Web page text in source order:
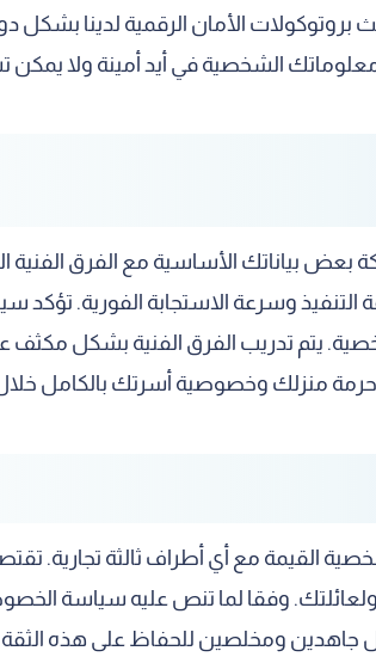
بروتوكولات الأمان الرقمية لدينا
الشخصية في أيد أمينة ولا يمكن
بعض بياناتك الأساسية مع الفرق
التنفيذ وسرعة الاستجابة الفورية.
يتم تدريب الفرق الفنية بشكل مكثف
منزلك وخصوصية أسرتك بالكامل خلال
القيمة مع أي أطراف ثالثة تجارية.
وفقا لما تنص عليه سياسة
جاهدين ومخلصين للحفاظ على هذه